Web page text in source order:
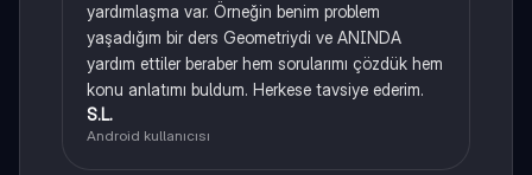
yardımlaşma var. Örneğin benim problem
yaşadığım bir ders Geometriydi ve ANINDA
yardım ettiler beraber hem sorularımı çözdük hem
konu anlatımı buldum. Herkese tavsiye ederim.
S.L.
Android kullanıcısı